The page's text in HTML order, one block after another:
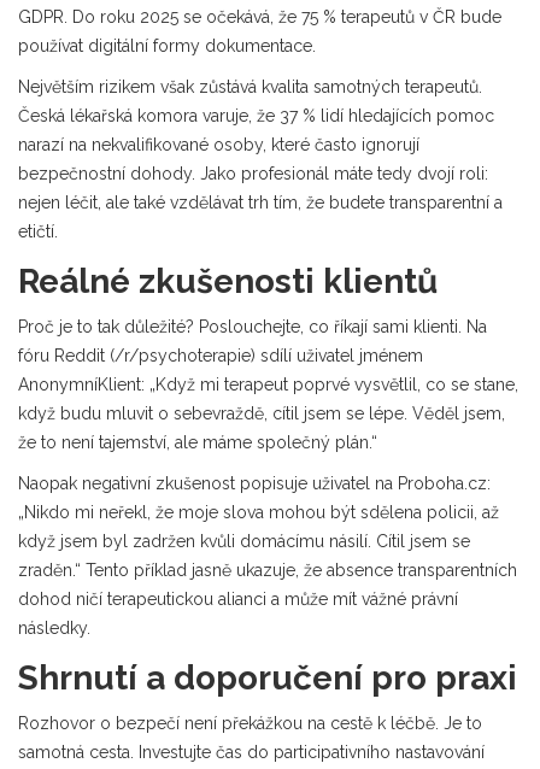
GDPR. Do roku 2025 se očekává, že 75 % terapeutů v ČR bude
používat digitální formy dokumentace.
Největším rizikem však zůstává kvalita samotných terapeutů.
Česká lékařská komora varuje, že 37 % lidí hledajících pomoc
narazí na nekvalifikované osoby, které často ignorují
bezpečnostní dohody. Jako profesionál máte tedy dvojí roli:
nejen léčit, ale také vzdělávat trh tím, že budete transparentní a
etičtí.
Reálné zkušenosti klientů
Proč je to tak důležité? Poslouchejte, co říkají sami klienti. Na
fóru Reddit (/r/psychoterapie) sdílí uživatel jménem
AnonymníKlient: „Když mi terapeut poprvé vysvětlil, co se stane,
když budu mluvit o sebevraždě, cítil jsem se lépe. Věděl jsem,
že to není tajemství, ale máme společný plán.“
Naopak negativní zkušenost popisuje uživatel na Proboha.cz:
„Nikdo mi neřekl, že moje slova mohou být sdělena policii, až
když jsem byl zadržen kvůli domácímu násilí. Cítil jsem se
zraděn.“ Tento příklad jasně ukazuje, že absence transparentních
dohod ničí terapeutickou alianci a může mít vážné právní
následky.
Shrnutí a doporučení pro praxi
Rozhovor o bezpečí není překážkou na cestě k léčbě. Je to
samotná cesta. Investujte čas do participativního nastavování